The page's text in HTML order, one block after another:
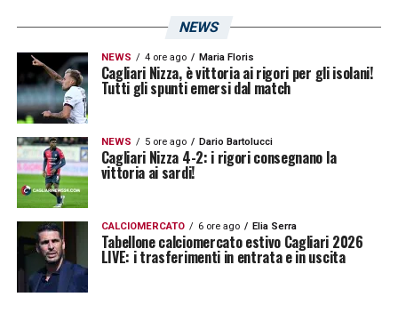
NEWS
NEWS 4 ore ago Maria Floris
Cagliari Nizza, è vittoria ai rigori per gli isolani!
Tutti gli spunti emersi dal match
NEWS 5 ore ago Dario Bartolucci
Cagliari Nizza 4-2: i rigori consegnano la
vittoria ai sardi!
CALCIOMERCATO 6 ore ago Elia Serra
Tabellone calciomercato estivo Cagliari 2026
LIVE: i trasferimenti in entrata e in uscita